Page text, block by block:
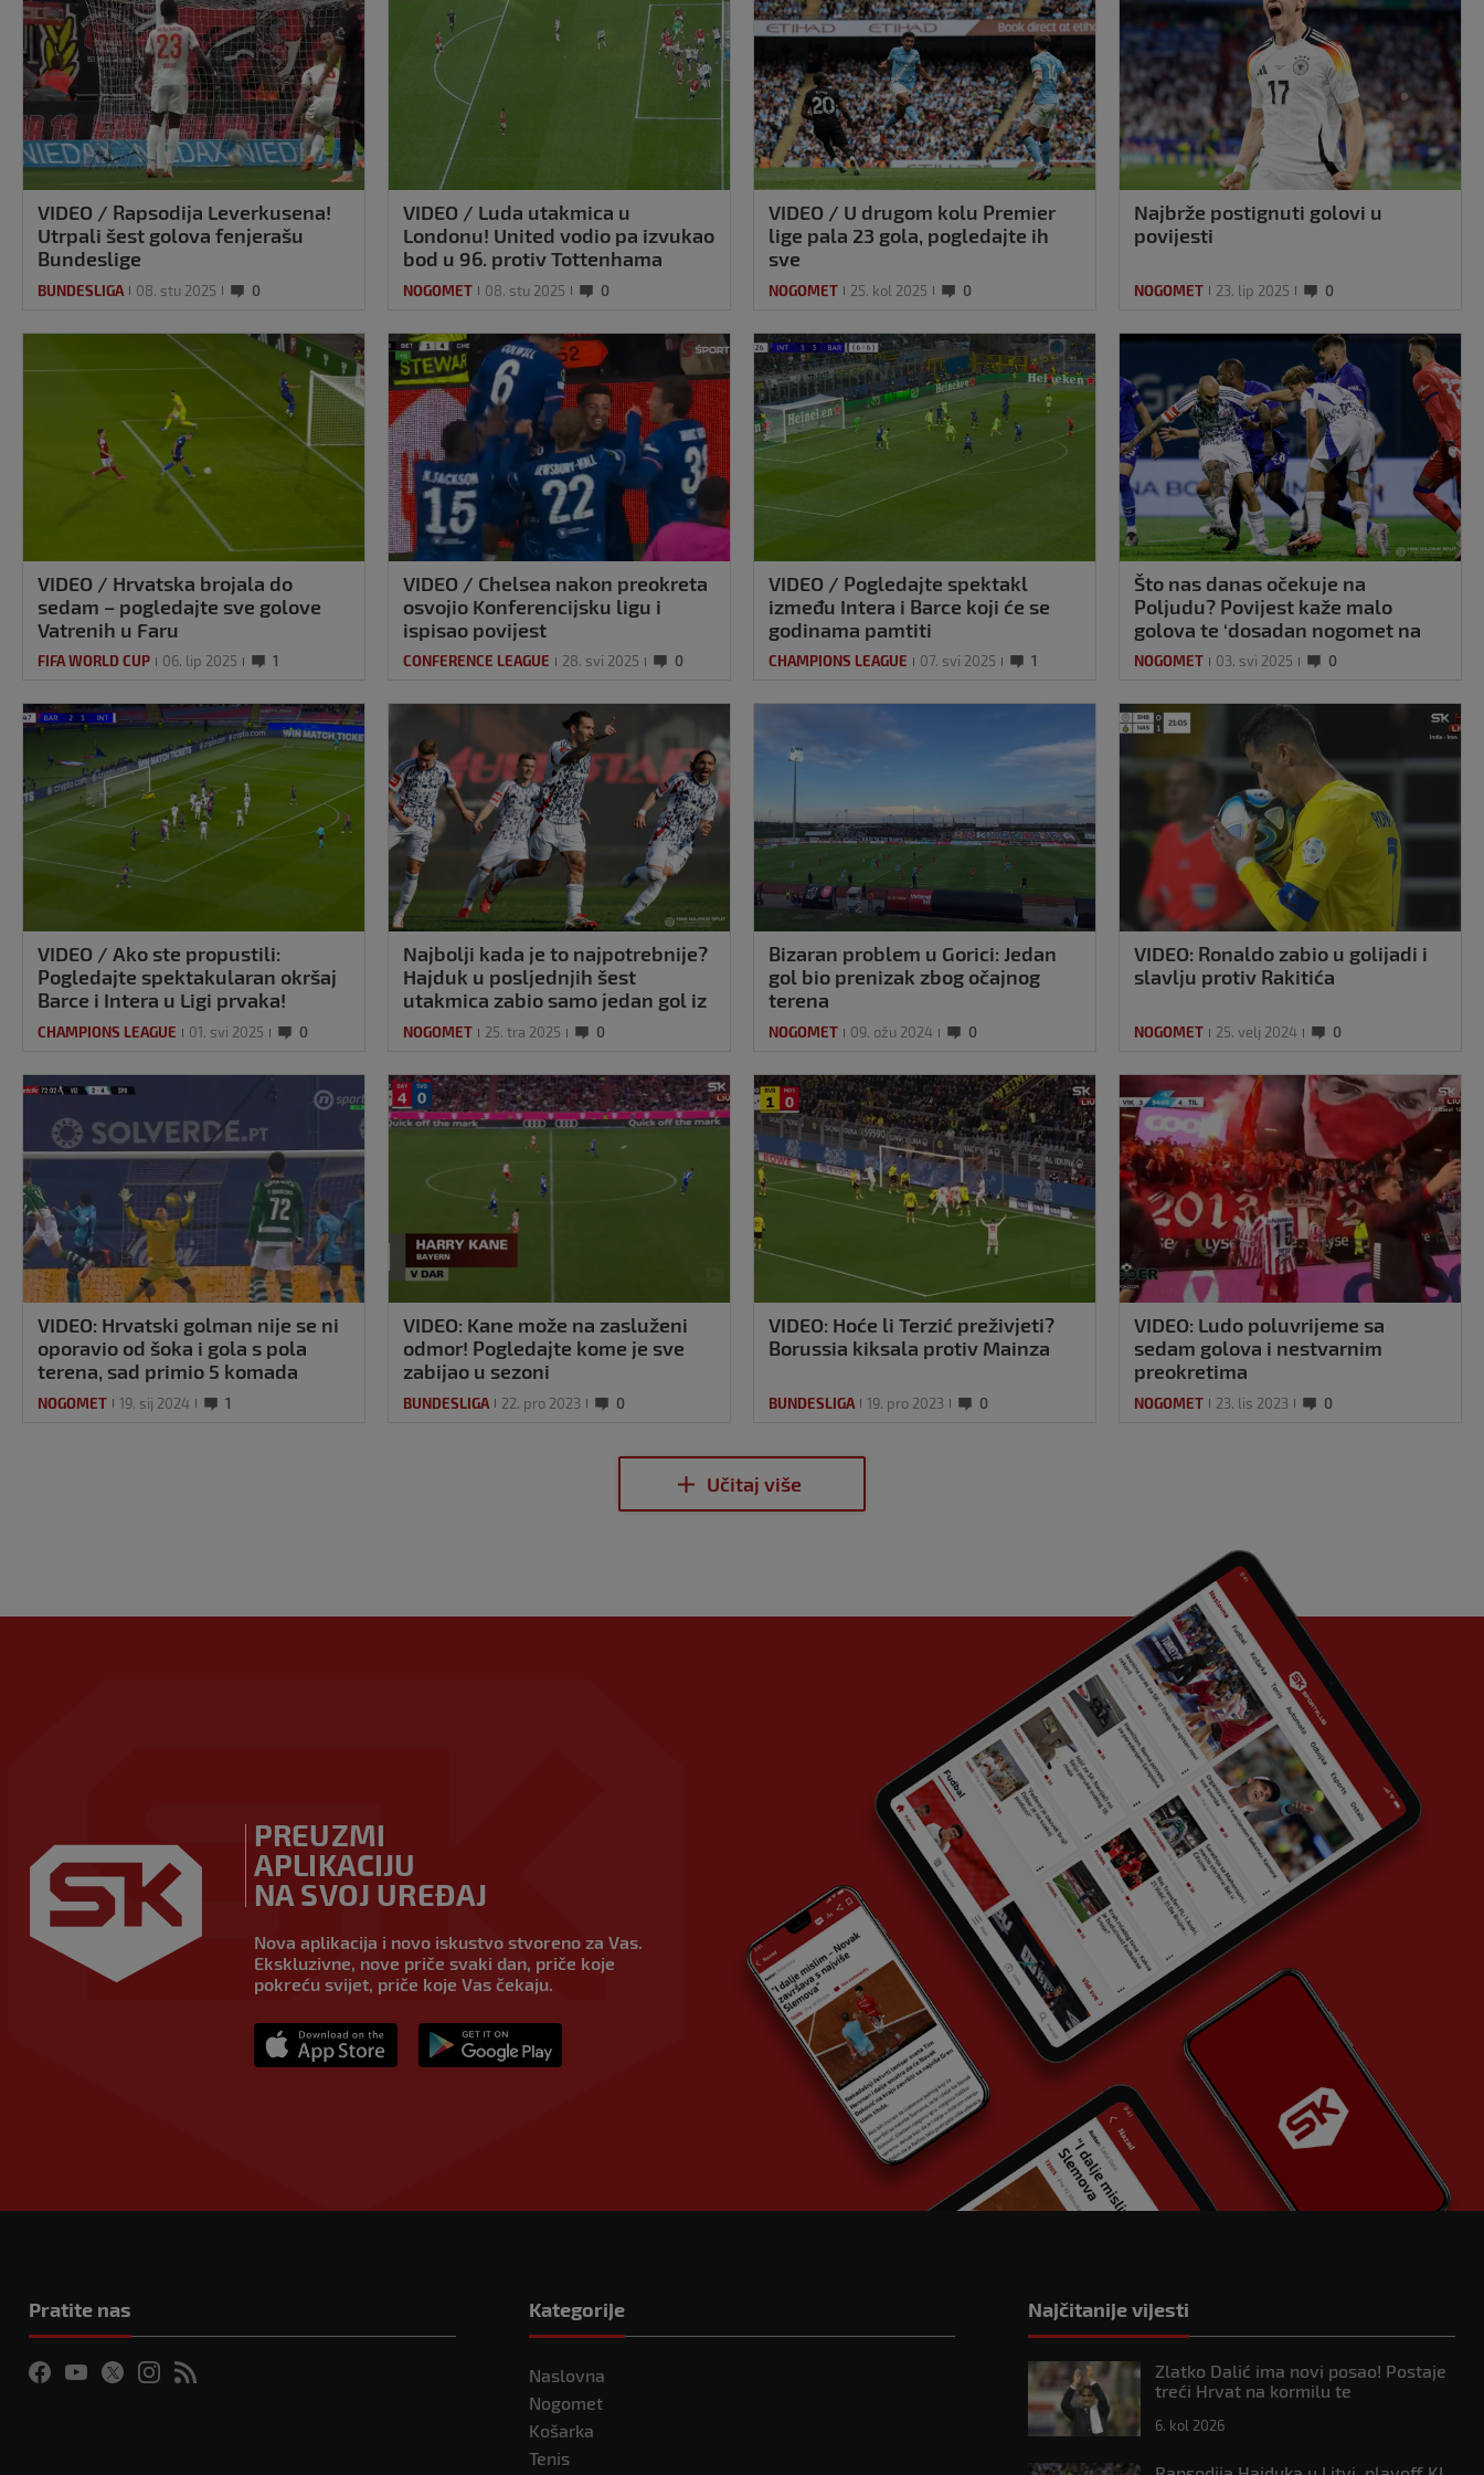
VIDEO / Rapsodija Leverkusena!
Utrpali šest golova fenjerašu
Bundeslige
BUNDESLIGA 08. stu 2025 0
VIDEO / Luda utakmica u
Londonu! United vodio pa izvukao
bod u 96. protiv Tottenhama
NOGOMET 08. stu 2025 0
VIDEO / U drugom kolu Premier
lige pala 23 gola, pogledajte ih
sve
NOGOMET 25. kol 2025 0
Najbrže postignuti golovi u
povijesti
NOGOMET 23. lip 2025 0
VIDEO / Hrvatska brojala do
sedam – pogledajte sve golove
Vatrenih u Faru
FIFA WORLD CUP 06. lip 2025 1
VIDEO / Chelsea nakon preokreta
osvojio Konferencijsku ligu i
ispisao povijest
CONFERENCE LEAGUE 28. svi 2025 0
VIDEO / Pogledajte spektakl
između Intera i Barce koji će se
godinama pamtiti
CHAMPIONS LEAGUE 07. svi 2025 1
Što nas danas očekuje na
Poljudu? Povijest kaže malo
golova te ‘dosadan nogomet na
bod’
NOGOMET 03. svi 2025 0
VIDEO / Ako ste propustili:
Pogledajte spektakularan okršaj
Barce i Intera u Ligi prvaka!
CHAMPIONS LEAGUE 01. svi 2025 0
Najbolji kada je to najpotrebnije?
Hajduk u posljednjih šest
utakmica zabio samo jedan gol iz
igre
NOGOMET 25. tra 2025 0
Bizaran problem u Gorici: Jedan
gol bio prenizak zbog očajnog
terena
NOGOMET 09. ožu 2024 0
VIDEO: Ronaldo zabio u golijadi i
slavlju protiv Rakitića
NOGOMET 25. velj 2024 0
VIDEO: Hrvatski golman nije se ni
oporavio od šoka i gola s pola
terena, sad primio 5 komada
NOGOMET 19. sij 2024 1
VIDEO: Kane može na zasluženi
odmor! Pogledajte kome je sve
zabijao u sezoni
BUNDESLIGA 22. pro 2023 0
VIDEO: Hoće li Terzić preživjeti?
Borussia kiksala protiv Mainza
BUNDESLIGA 19. pro 2023 0
VIDEO: Ludo poluvrijeme sa
sedam golova i nestvarnim
preokretima
NOGOMET 23. lis 2023 0
PREUZMI
APLIKACIJU
NA SVOJ UREĐAJ
Nova aplikacija i novo iskustvo stvoreno za Vas.
Ekskluzivne, nove priče svaki dan, priče koje
pokreću svijet, priče koje Vas čekaju.
Pratite nas Kategorije
Naslovna
Nogomet
Košarka
Tenis
Najčitanije vijesti
Zlatko Dalić ima novi posao! Postaje
treći Hrvat na kormilu te
6. kol 2026